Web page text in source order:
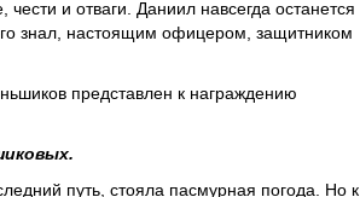
и отваги. Даниил навсегда останется
знал, настоящим офицером, защитником
представлен к награждению
путь, стояла пасмурная погода. Но к